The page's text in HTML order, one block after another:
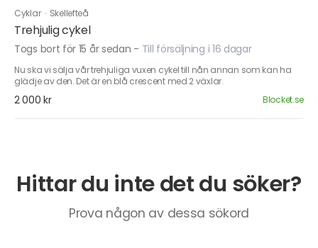
Cyklar · Skellefteå
Trehjulig cykel
Togs bort för 15 år sedan - Till försäljning i 16 dagar
Nu ska vi sälja vår trehjuliga vuxen cykel till nån annan som kan ha
glädje av den. Det är en blå crescent med 2 växlar.
2 000 kr Blocket.se
Hittar du inte det du söker?
Prova någon av dessa sökord